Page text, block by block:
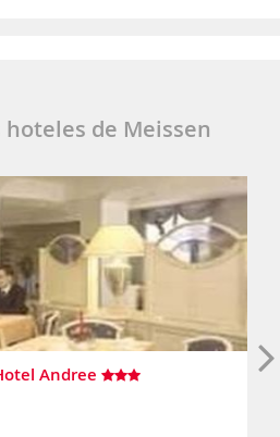
hoteles de Meissen
Andree